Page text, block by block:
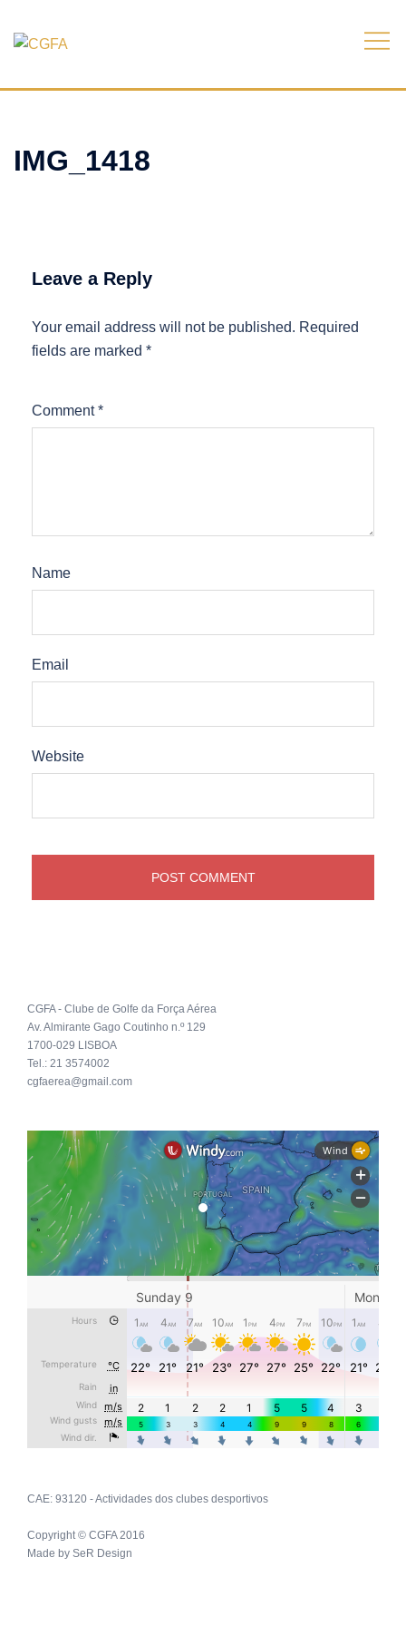
IMG_1418
Leave a Reply
Your email address will not be published. Required
fields are marked *
Comment*
Name
Email
Website
CGFA - Clube de Golfe da Força Aérea
Av. Almirante Gago Coutinho n.º 129
1700-029 LISBOA
Tel.: 21 3574002
cgfaerea@gmail.com
CAE: 93120 - Actividades dos clubes desportivos
Copyright © CGFA 2016
Made by SeR Design